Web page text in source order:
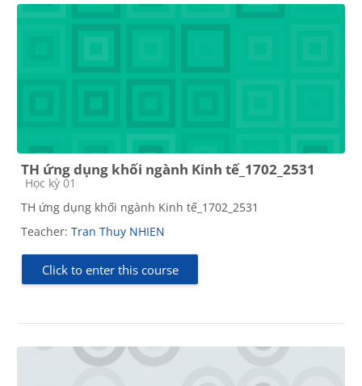
TH ứng dụng khối ngành Kinh tế_1702_2531
Course category
Học kỳ 01
TH ứng dụng khối ngành Kinh tế_1702_2531
Teacher: Tran Thuy NHIEN
Click to enter this course